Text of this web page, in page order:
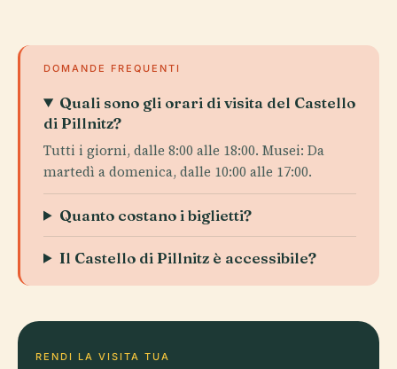
DOMANDE FREQUENTI
Quali sono gli orari di visita del Castello
di Pillnitz?
Tutti i giorni, dalle 8:00 alle 18:00. Musei: Da
martedì a domenica, dalle 10:00 alle 17:00.
Quanto costano i biglietti?
Il Castello di Pillnitz è accessibile?
RENDI LA VISITA TUA